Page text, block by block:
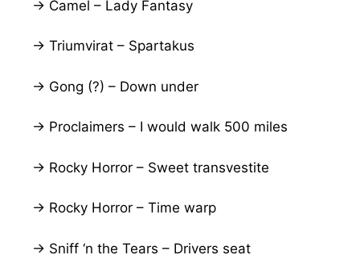
→ Camel – Lady Fantasy
→ Triumvirat – Spartakus
→ Gong (?) – Down under
→ Proclaimers – I would walk 500 miles
→ Rocky Horror – Sweet transvestite
→ Rocky Horror – Time warp
→ Sniff ‘n the Tears – Drivers seat